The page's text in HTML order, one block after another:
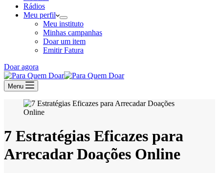
Rádios
Meu perfil
Meu instituto
Minhas campanhas
Doar um item
Emitir Fatura
Doar agora
Menu
7 Estratégias Eficazes para
Arrecadar Doações Online